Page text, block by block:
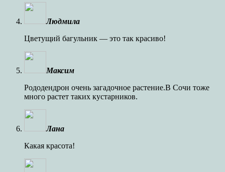
Людмила
Цветущий багульник — это так красиво!
Максим
Рододендрон очень загадочное растение.В Сочи тоже
много растет таких кустарников.
Лана
Какая красота!